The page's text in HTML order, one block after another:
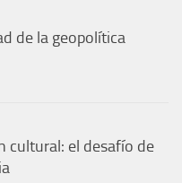
de la geopolítica
cultural: el desafío de